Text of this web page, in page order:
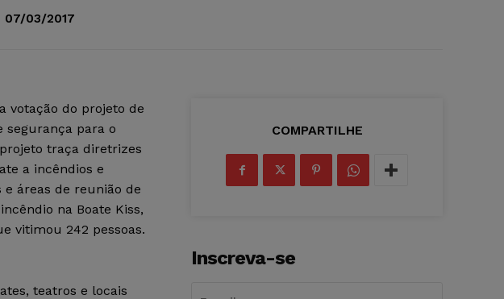
07/03/2017
votação do projeto de
segurança para o
traça diretrizes
a incêndios e
áreas de reunião de
na Boate Kiss,
vitimou 242 pessoas.
teatros e locais
COMPARTILHE
Inscreva-se